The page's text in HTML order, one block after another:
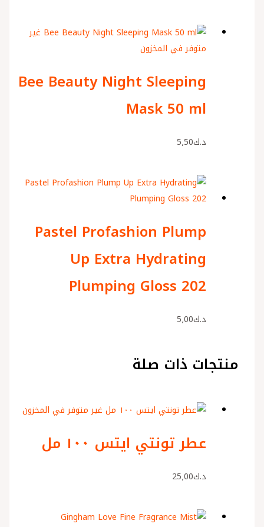
غير
متوفر في المخزون
Bee Beauty Night Sleeping
Mask 50 ml
د.ك5٫50
Pastel Profashion Plump
Up Extra Hydrating
Plumping Gloss 202
د.ك5٫00
منتجات ذات صلة
غير متوفر في المخزون
عطر تونتي ايتس ١٠٠ مل
د.ك25٫00